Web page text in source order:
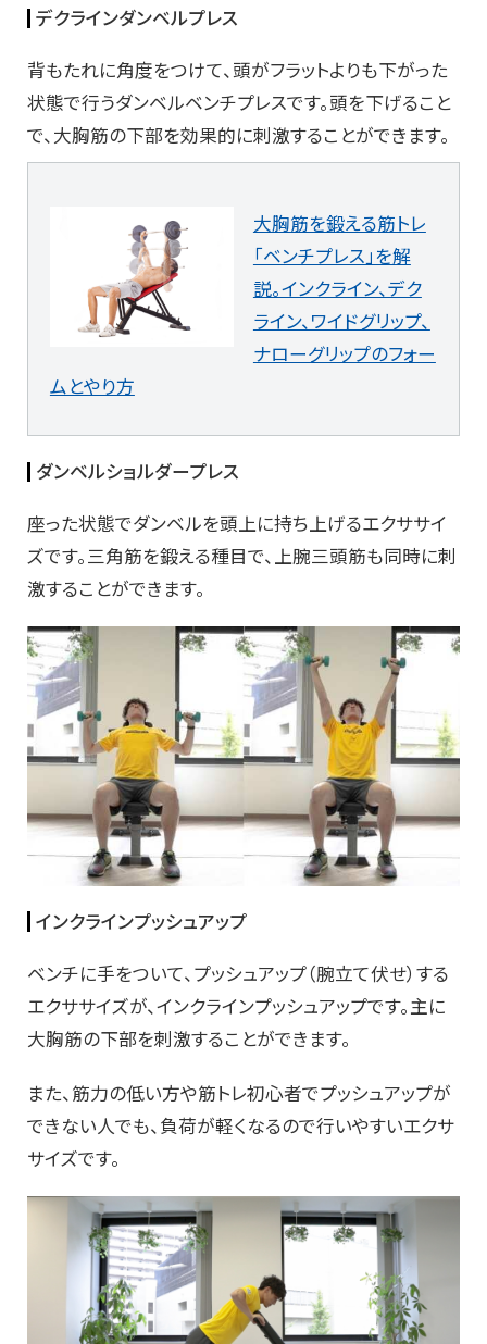
デクラインダンベルプレス
背もたれに角度をつけて、頭がフラットよりも下がった
状態で行うダンベルベンチプレスです。頭を下げること
で、大胸筋の下部を効果的に刺激することができます。
大胸筋を鍛える筋トレ
「ベンチプレス」を解
説。インクライン、デク
ライン、ワイドグリップ、
ナローグリップのフォー
ムとやり方
ダンベルショルダープレス
座った状態でダンベルを頭上に持ち上げるエクササイ
ズです。三角筋を鍛える種目で、上腕三頭筋も同時に刺
激することができます。
インクラインプッシュアップ
ベンチに手をついて、プッシュアップ（腕立て伏せ）する
エクササイズが、インクラインプッシュアップです。主に
大胸筋の下部を刺激することができます。
また、筋力の低い方や筋トレ初心者でプッシュアップが
できない人でも、負荷が軽くなるので行いやすいエクサ
サイズです。